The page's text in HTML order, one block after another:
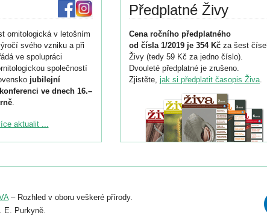
ornitologická v letošním
svého vzniku a při
ve spolupráci
společností
jubilejní
ve dnech 16.–
.
ke konferenci
do 6. září.
přednášky nebo
června.
aktualit ...
Předplatné Živy
Cena ročního předplatného
od čísla 1/2019 je 354 Kč za šest čísel
Živy (tedy 59 Kč za jedno číslo).
Dvouleté předplatné je zrušeno.
Zjistěte, jak si předplatit časopis Živa.
– Rozhled v oboru veškeré přírody.
E. Purkyně.